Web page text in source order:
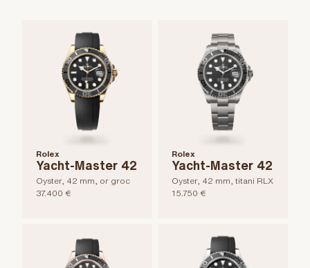
Rolex
Yacht-Master 42
Oyster, 42 mm, or groc
37.400 €
Rolex
Yacht-Master 42
Oyster, 42 mm, titani RLX
15.750 €